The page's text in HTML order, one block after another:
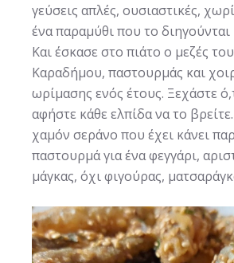
γεύσεις απλές, ουσιαστικές,
ένα παραμύθι που το διηγούνται
Και έσκασε στο πιάτο ο μεζές
Καραδήμου, παστουρμάς και
ωρίμασης ενός έτους. Ξεχάστε
αφήστε κάθε ελπίδα να το
χαμόν σεράνο που έχει κάνει
παστουρμά για ένα φεγγάρι,
μάγκας, όχι φιγούρας,